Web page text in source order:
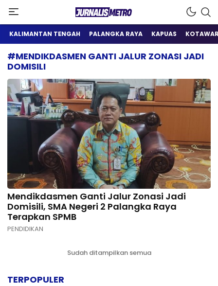
Jurnalis Metro
Satu Wadah Informasi
KALIMANTAN TENGAH PALANGKA RAYA KAPUAS
#MENDIKDASMEN GANTI JALUR ZONASI JADI
DOMISILI
Mendikdasmen Ganti Jalur Zonasi Jadi
Domisili, SMA Negeri 2 Palangka Raya
Terapkan SPMB
PENDIDIKAN
Sudah ditampilkan semua
TERPOPULER